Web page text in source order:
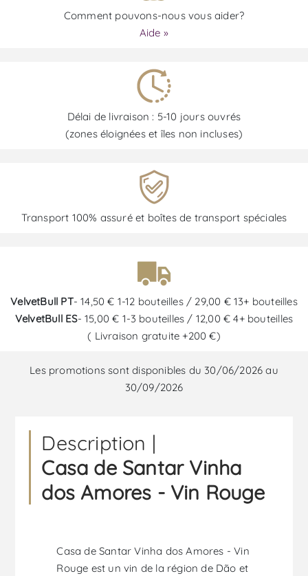
Comment pouvons-nous vous aider?
Aide »
Délai de livraison : 5-10 jours ouvrés
(zones éloignées et îles non incluses)
Transport 100% assuré et boîtes de transport spéciales
VelvetBull PT- 14,50 € 1-12 bouteilles / 29,00 € 13+ bouteilles
VelvetBull ES- 15,00 € 1-3 bouteilles / 12,00 € 4+ bouteilles
( Livraison gratuite +200 €)
Les promotions sont disponibles du 30/06/2026 au
30/09/2026
Description |
Casa de Santar Vinha
dos Amores - Vin Rouge
Casa de Santar Vinha dos Amores - Vin
Rouge est un vin de la région de Dão et